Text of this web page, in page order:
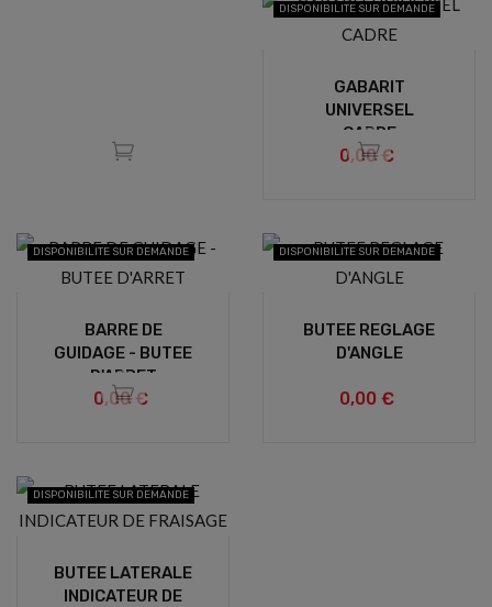
DISPONIBILITE SUR DEMANDE
GABARIT
UNIVERSEL
CADRE
0,00 €
DISPONIBILITE SUR DEMANDE
BARRE DE
GUIDAGE - BUTEE
D'ARRET
0,00 €
DISPONIBILITE SUR DEMANDE
BUTEE REGLAGE
D'ANGLE
0,00 €
DISPONIBILITE SUR DEMANDE
BUTEE LATERALE
INDICATEUR DE